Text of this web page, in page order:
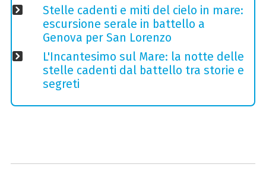
Stelle cadenti e miti del cielo in mare:
escursione serale in battello a
Genova per San Lorenzo
L'Incantesimo sul Mare: la notte delle
stelle cadenti dal battello tra storie e
segreti